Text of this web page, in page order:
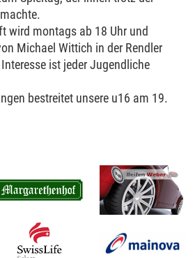
wird montags ab 18 Uhr und
Michael Wittich in der Rendler
ist jeder Jugendliche
bestreitet unsere u16 am 19.